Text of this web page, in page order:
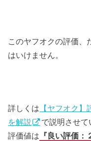
このヤフオクの評価、
はいけません。
詳しくは 【ヤフオク
を解説
で説明させ
評価値は 『良い評価：